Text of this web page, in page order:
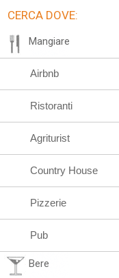
CERCA DOVE:
Mangiare
Airbnb
Ristoranti
Agriturist
Country House
Pizzerie
Pub
Bere